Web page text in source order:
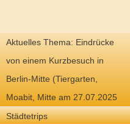
Aktuelles Thema: Eindrücke
von einem Kurzbesuch in
Berlin-Mitte (Tiergarten,
Moabit, Mitte am 27.07.2025
Städtetrips